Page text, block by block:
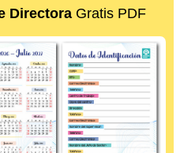
DirectoraGratis PDF